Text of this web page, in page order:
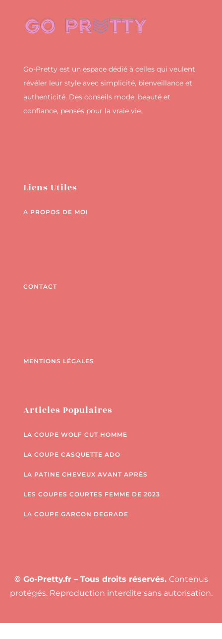
Go-Pretty est un espace dédié à celles qui veulent
révéler leur style avec simplicité, bienveillance et
authenticité. Des conseils mode, beauté et
confiance, pensés pour la vraie vie.
Liens Utiles
A PROPOS DE MOI
CONTACT
MENTIONS LÉGALES
Articles Populaires
LA COUPE WOLF CUT HOMME
LA COUPE CASQUETTE ADO
LA PATINE CHEVEUX AVANT APRÈS
LES COUPES COURTES FEMME DE 2023
LA COUPE GARCON DEGRADE
© Go-Pretty.fr – Tous droits réservés. Contenus
protégés. Reproduction interdite sans autorisation.